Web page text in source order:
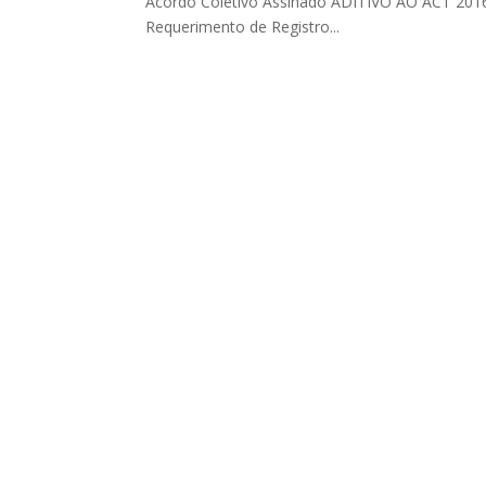
Requerimento de Registro...